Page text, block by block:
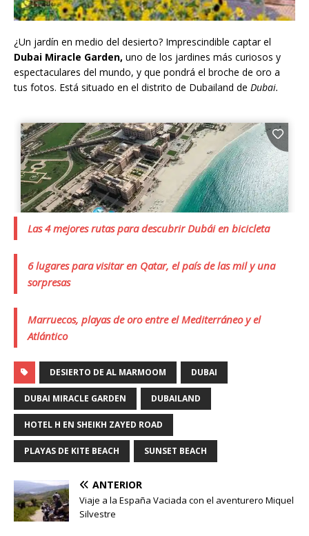
¿Un jardín en medio del desierto? Imprescindible captar el
Dubai Miracle Garden, uno de los jardines más curiosos y
espectaculares del mundo, y que pondrá el broche de oro a
tus fotos. Está situado en el distrito de Dubailand de Dubai.
Las 4 mejores rutas para descubrir Dubái en bicicleta
6 lugares para visitar en Qatar, el país de las mil y una
sorpresas
Marruecos, playas de oro entre el Mediterráneo y el
Atlántico
DESIERTO DE AL MARMOOM DUBAI
DUBAI MIRACLE GARDEN DUBAILAND
HOTEL H EN SHEIKH ZAYED ROAD
PLAYAS DE KITE BEACH SUNSET BEACH
ANTERIOR
Viaje a la España Vaciada con el aventurero Miquel
Silvestre